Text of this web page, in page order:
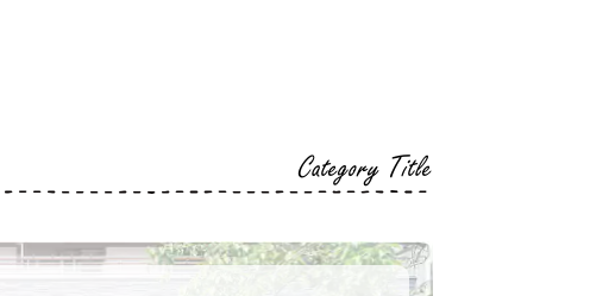
Category Title